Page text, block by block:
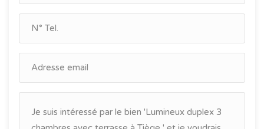
Le loyer s’élève à 860 €/mois avec une provision de 25
€/mois charges communes.
chauffage à déterminer.
Je suis à votre service au 0483/048.442.